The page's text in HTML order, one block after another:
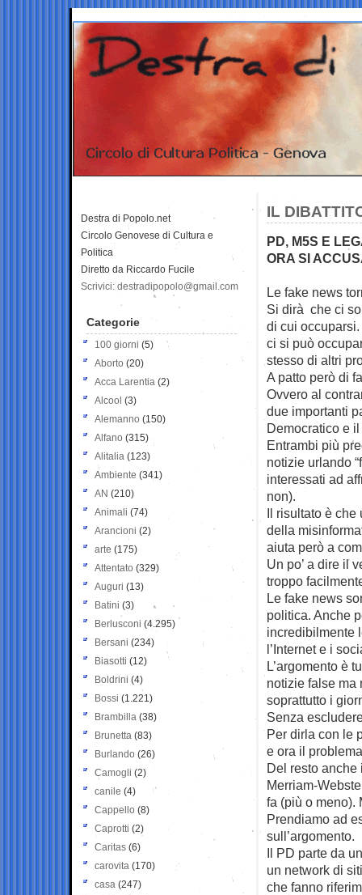
IL
PD, M5S E
ORA SI
Le fake news
Si dirà che ci
di cui
ci si può
stesso di altri
A patto però di
Ovvero al
due importanti
Democratico e
Entrambi più
notizie urlando
interessati ad
non).
Il risultato è che
della
aiuta però a
Un po’ a dire il
troppo
Le fake news
politica. Anche
incredibilmente
l’Internet e i
L’argomento è
notizie false ma
soprattutto i
Senza
Per dirla con le
e ora il
Del resto
Merriam-
fa (più o meno).
Prendiamo ad
sull’argomento.
Il PD parte da
un network di
che fanno
Destra di Popolo.net
Circolo Genovese di Cultura e
Politica
Diretto da Riccardo Fucile
Scrivici: destradipopolo@gmail.com
Categorie
100 giorni (5)
Aborto (20)
Acca Larentia (2)
Alcool (3)
Alemanno (150)
Alfano (315)
Alitalia (123)
Ambiente (341)
AN (210)
Animali (74)
Arancioni (2)
arte (175)
Attentato (329)
Auguri (13)
Batini (3)
Berlusconi (4.295)
Bersani (234)
Biasotti (12)
Boldrini (4)
Bossi (1.221)
Brambilla (38)
Brunetta (83)
Burlando (26)
Camogli (2)
canile (4)
Cappello (8)
Caprotti (2)
Caritas (6)
carovita (170)
casa (247)